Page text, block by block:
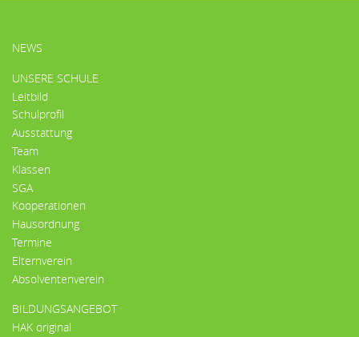
HAUPTMENÜ
NEWS
UNSERE SCHULE
Leitbild
Schulprofil
Ausstattung
Team
Klassen
SGA
Kooperationen
Hausordnung
Termine
Elternverein
Absolventenverein
BILDUNGSANGEBOT
HAK original